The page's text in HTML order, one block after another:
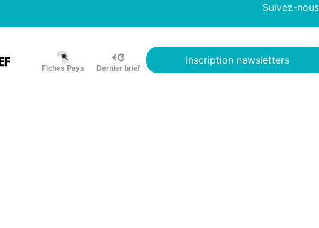
Suivez-nous
Fiches Pays Dernier brief
Inscription newsletters